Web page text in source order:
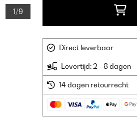
1/9
Direct leverbaar
Levertijd: 2 - 8 dagen
14 dagen retourrecht